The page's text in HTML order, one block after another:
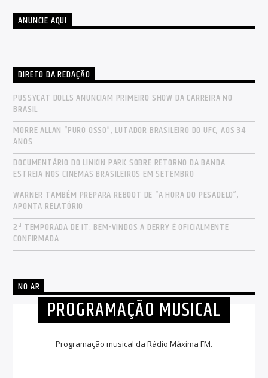
ANUNCIE AQUI
DIRETO DA REDAÇÃO
PUSSYCAT DOLLS ANUNCIAM PRIMEIRO SHOW DA CARREIRA NO
BRASIL
MORRE ALLAN “PURO OSSO”, LUTADOR BRASILEIRO DO UFC, AOS 34
ANOS
DOCUMENTÁRIO DO LINKIN PARK SOBRE RETORNO DA BANDA
ESTREIA NOS CINEMAS BRASILEIROS EM SETEMBRO
WARNER TAMBÉM PREPARA REBOOT DE “A HORA DO PESADELO”,
APONTA RELATÓRIO
2ª TEMPORADA DE IT: BEM-VINDOS A DERRY É OFICIALMENTE
CONFIRMADA
NO AR
PROGRAMAÇÃO MUSICAL
Programação musical da Rádio Máxima FM.